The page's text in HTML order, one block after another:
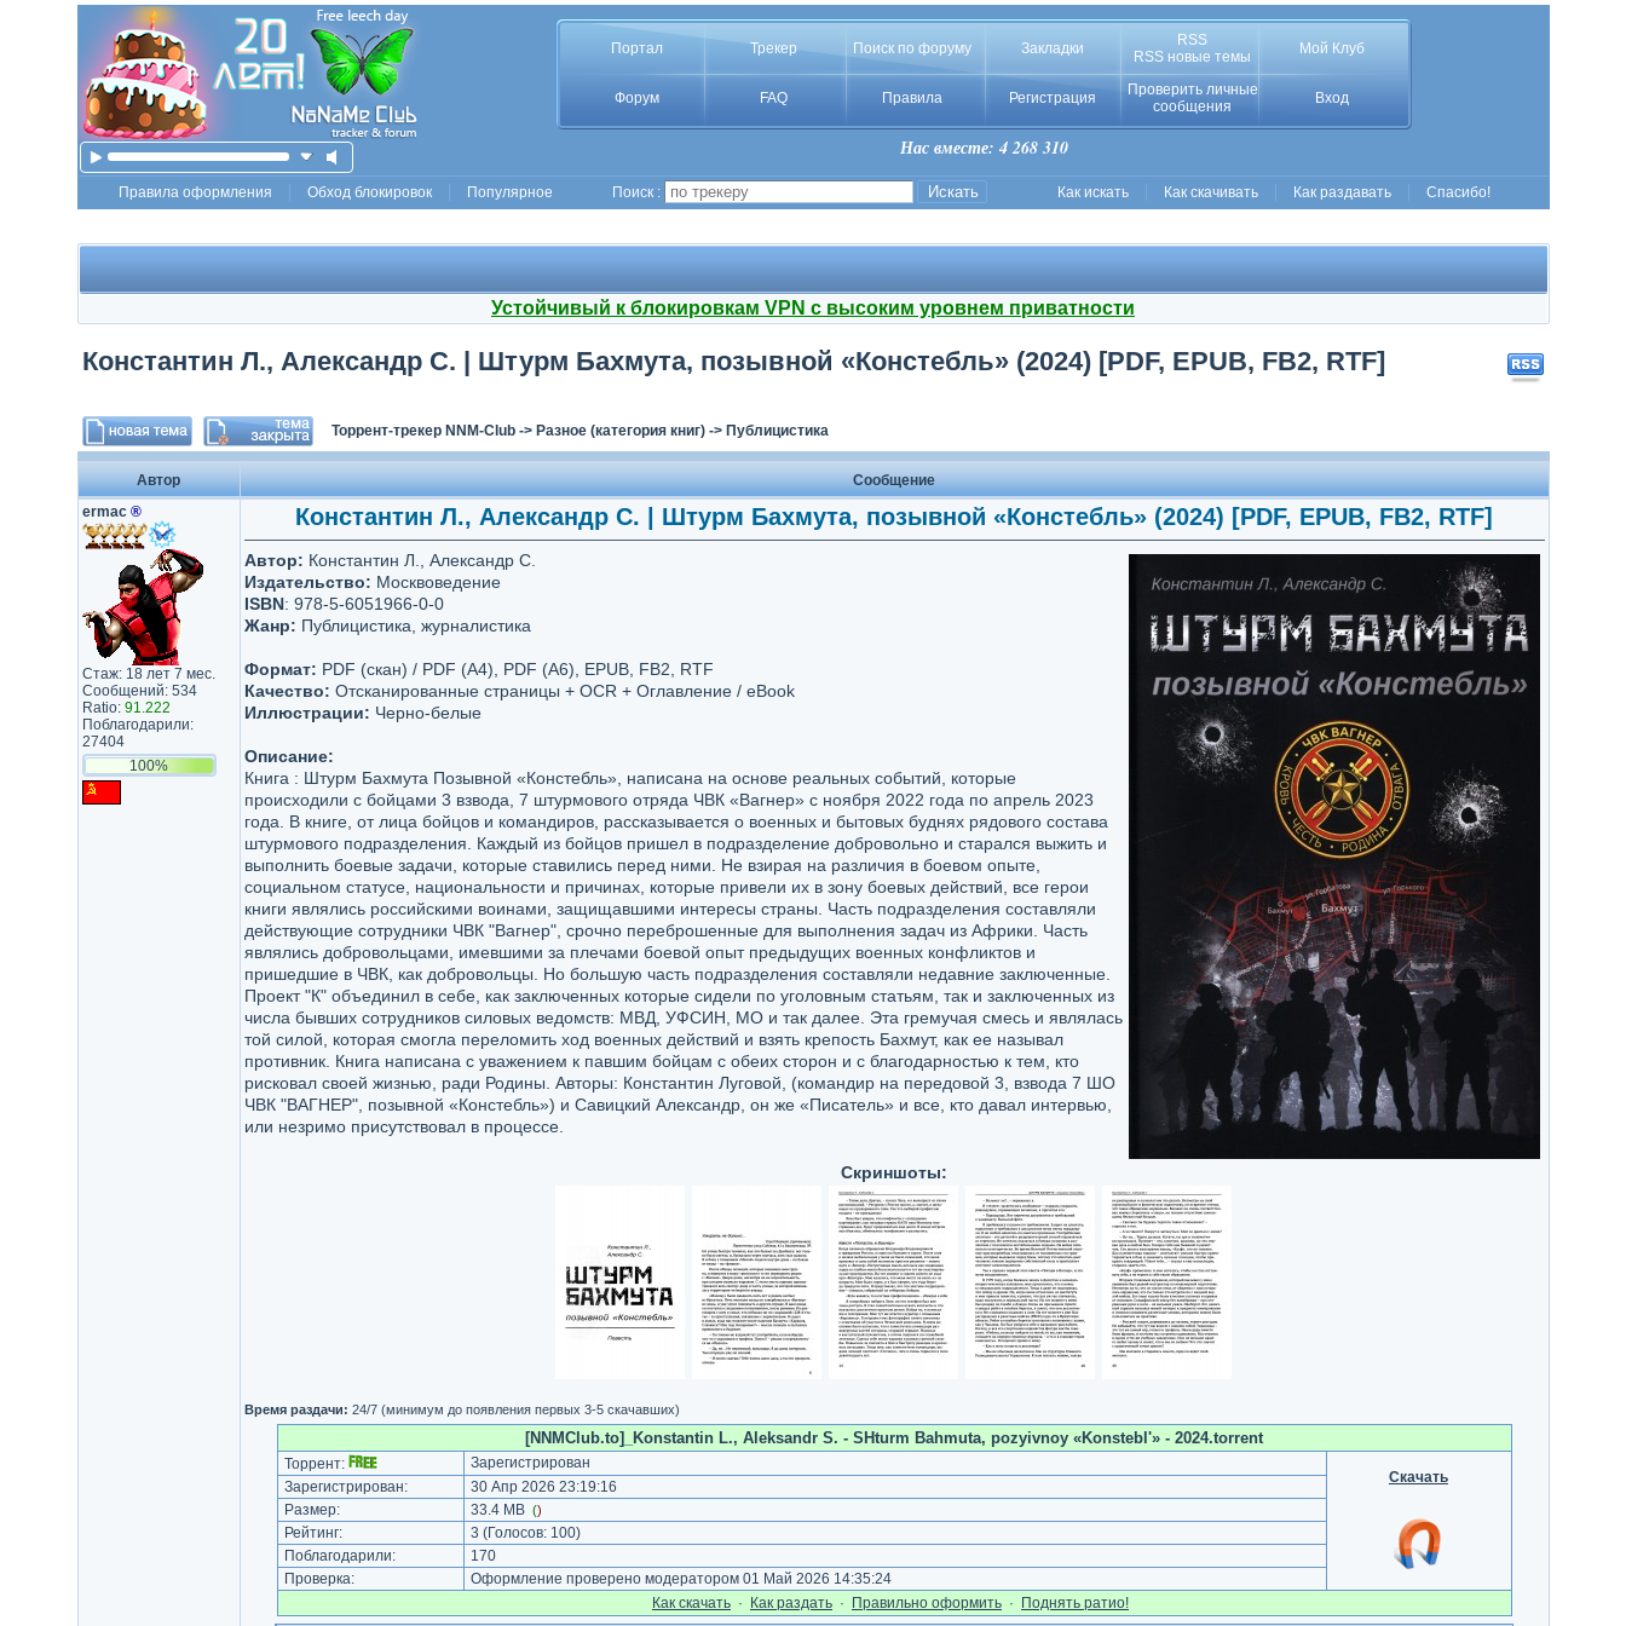
Портал Трекер Поиск по форуму Закладки
RSS
RSS новые темы
Мой Клуб
Форум FAQ Правила Регистрация
Проверить личные
сообщения
Вход
Нас вместе: 4 268 310
Правила оформления Обход блокировок Популярное Поиск : Как искать Как скачивать Как раздавать Спасибо!
Устойчивый к блокировкам VPN с высоким уровнем приватности
Константин Л., Александр С. | Штурм Бахмута, позывной «Констебль» (2024) [PDF, EPUB, FB2, RTF]
Торрент-трекер NNM-Club-> Разное (категория книг)-> Публицистика
Автор
Сообщение
ermac ®
Стаж: 18 лет 7 мес.
Сообщений: 534
Ratio: 91.222
Поблагодарили:
27404
100%
Константин Л., Александр С. | Штурм Бахмута, позывной «Констебль» (2024) [PDF, EPUB, FB2, RTF]
Автор: Константин Л., Александр С.
Издательство: Москвоведение
ISBN: 978-5-6051966-0-0
Жанр: Публицистика, журналистика
Формат: PDF (скан) / PDF (A4), PDF (А6), EPUB, FB2, RTF
Качество: Отсканированные страницы + OCR + Оглавление / eBook
Иллюстрации: Черно-белые
Описание:
Книга : Штурм Бахмута Позывной «Констебль», написана на основе реальных событий, которые
происходили с бойцами 3 взвода, 7 штурмового отряда ЧВК «Вагнер» с ноября 2022 года по апрель 2023
года. В книге, от лица бойцов и командиров, рассказывается о военных и бытовых буднях рядового состава
штурмового подразделения. Каждый из бойцов пришел в подразделение добровольно и старался выжить и
выполнить боевые задачи, которые ставились перед ними. Не взирая на различия в боевом опыте,
социальном статусе, национальности и причинах, которые привели их в зону боевых действий, все герои
книги являлись российскими воинами, защищавшими интересы страны. Часть подразделения составляли
действующие сотрудники ЧВК "Вагнер", срочно переброшенные для выполнения задач из Африки. Часть
являлись добровольцами, имевшими за плечами боевой опыт предыдущих военных конфликтов и
пришедшие в ЧВК, как добровольцы. Но большую часть подразделения составляли недавние заключенные.
Проект "К" объединил в себе, как заключенных которые сидели по уголовным статьям, так и заключенных из
числа бывших сотрудников силовых ведомств: МВД, УФСИН, МО и так далее. Эта гремучая смесь и являлась
той силой, которая смогла переломить ход военных действий и взять крепость Бахмут, как ее называл
противник. Книга написана с уважением к павшим бойцам с обеих сторон и с благодарностью к тем, кто
рисковал своей жизнью, ради Родины. Авторы: Константин Луговой, (командир на передовой 3, взвода 7 ШО
ЧВК "ВАГНЕР", позывной «Констебль») и Савицкий Александр, он же «Писатель» и все, кто давал интервью,
или незримо присутствовал в процессе.
Скриншоты:
Время раздачи: 24/7 (минимум до появления первых 3-5 скачавших)
[NNMClub.to]_Konstantin L., Aleksandr S. - SHturm Bahmuta, pozyivnoy «Konstebl'» - 2024.torrent
Торрент:
Зарегистрирован
Скачать
Зарегистрирован:
30 Апр 2026 23:19:16
Размер:
33.4 MB ()
Рейтинг: 3 (Голосов: 100)
Поблагодарили:
170
Проверка:
Оформление проверено модератором 01 Май 2026 14:35:24
Как cкачать · Как раздать · Правильно оформить · Поднять ратио!